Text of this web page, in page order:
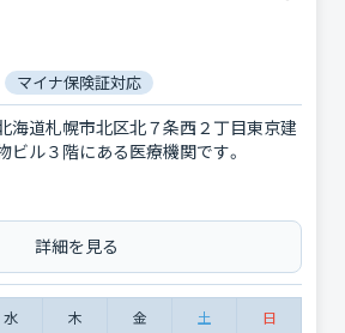
マイナ保険証対応
海道札幌市北区北７条西２丁目東京建
ビル３階にある医療機関です。
詳細を見る
水 木 金 土 日